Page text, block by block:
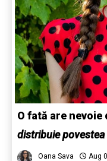
O fată are nevoie
distribuie povestea
Oana Sava Aug